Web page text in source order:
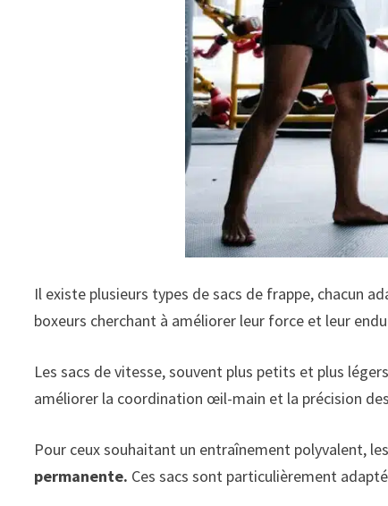
Il existe plusieurs types de sacs de frappe, chacun
boxeurs cherchant à améliorer leur force et leur
Les sacs de vitesse, souvent plus petits et plus
améliorer la coordination œil-main et la précision
Pour ceux souhaitant un entraînement polyvalent,
permanente. Ces sacs sont particulièrement